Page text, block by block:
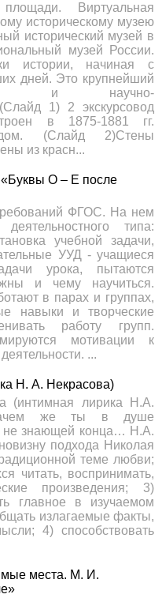
Виртуальная
историческому музею
исторический музей в
музей России.
истории, начиная с
дней. Это крупнейший
и научно-
1) 2 экскурсовод
в 1875-1881 гг.
(Слайд 2)Стены
из красн...
«Буквы О – Е после
ФГОС. На нем
типа:
учебной задачи,
УУД - учащиеся
урока, пытаются
и чему научиться.
в парах и группах,
навыки и творческие
работу групп.
мотивации к
...
Н. А. Некрасова)
(интимная лирика Н.А.
же ты в душе
не знающей конца… Н.А.
подхода Николая
теме любви;
читать, воспринимать,
произведения; 3)
главное в изучаемом
излагаемые факты,
4) способствовать
места. М. И.